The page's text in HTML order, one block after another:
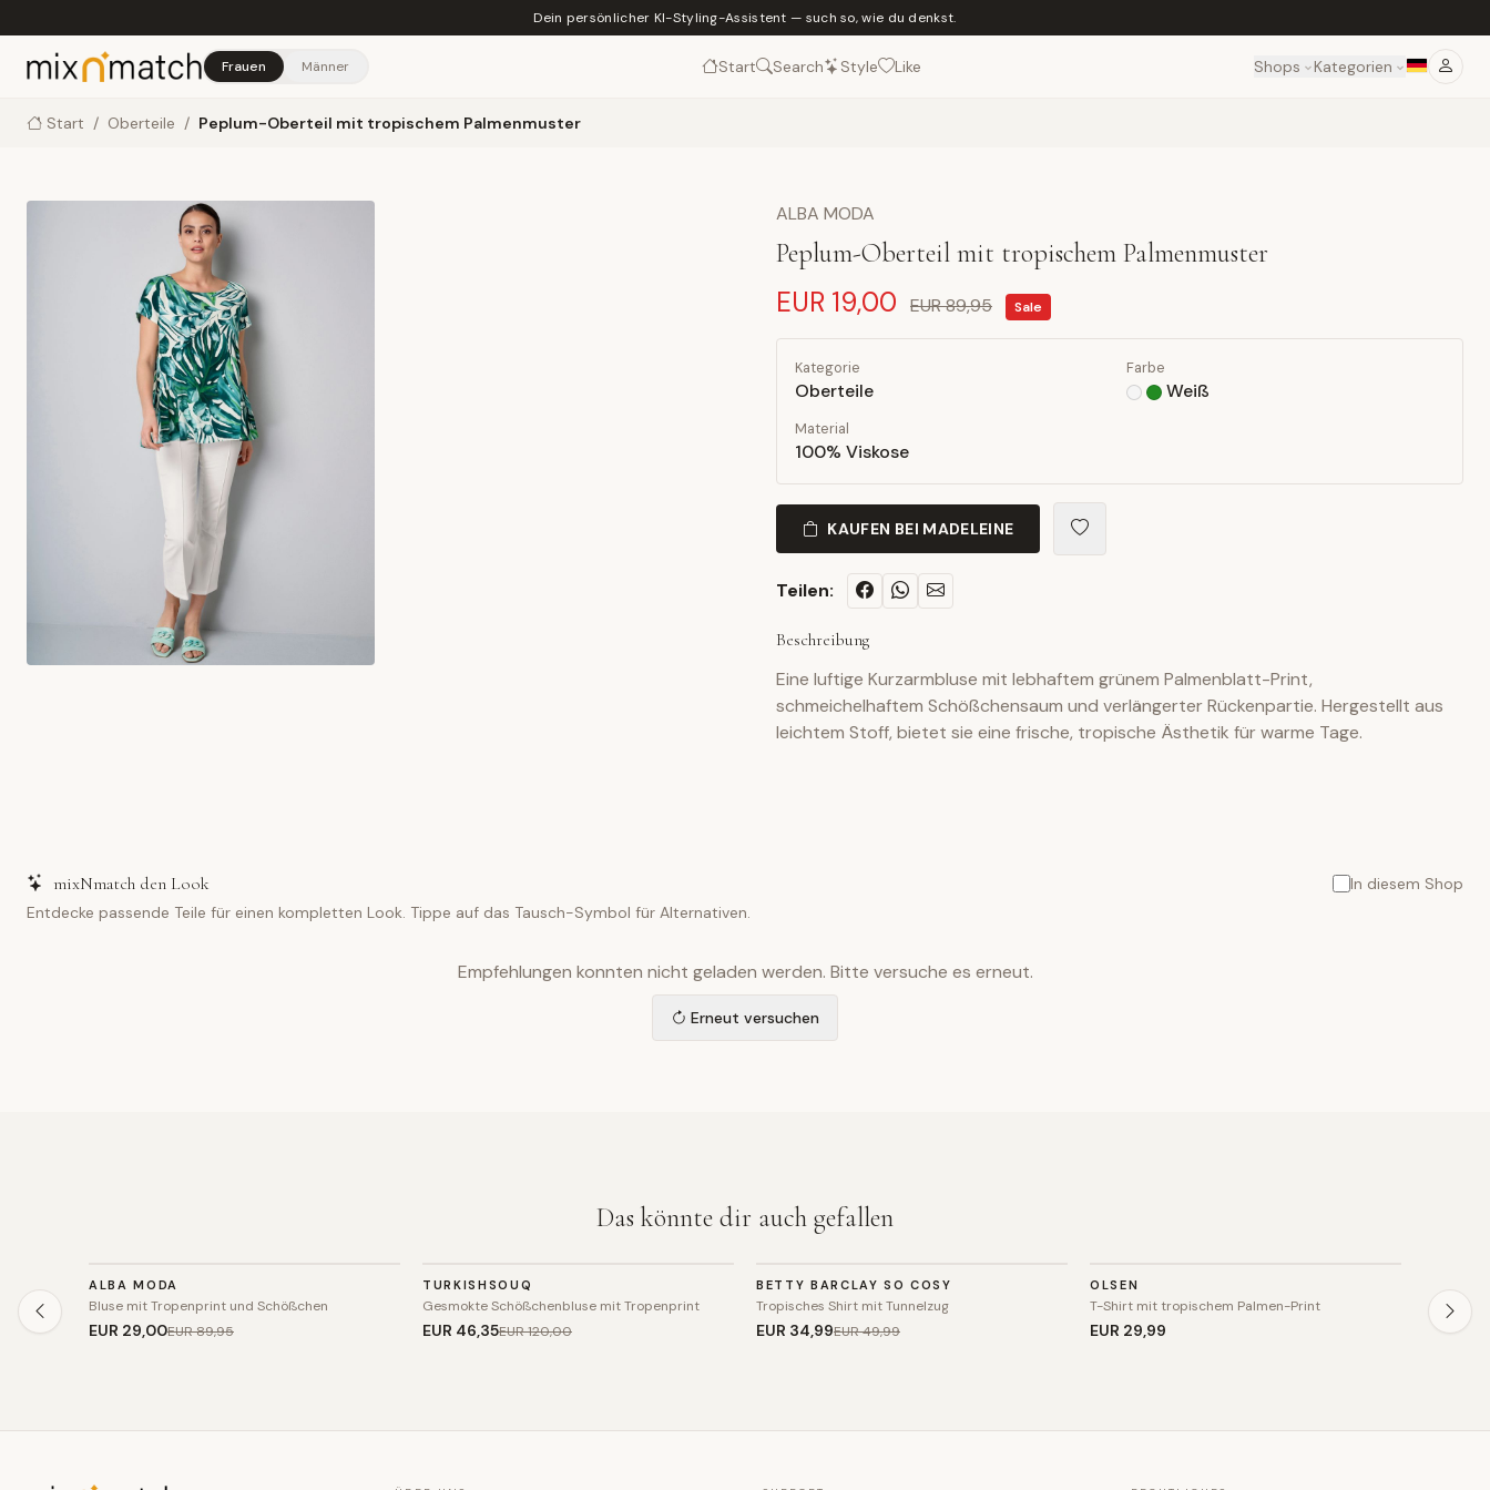
Dein persönlicher KI-Styling-Assistent — such so, wie du denkst.
Frauen Männer Start Search Style Like Shops Kategorien
Start / Oberteile / Peplum-Oberteil mit tropischem Palmenmuster
ALBA MODA
Peplum-Oberteil mit tropischem Palmenmuster
EUR 19,00 EUR 89,95 Sale
Kategorie
Oberteile
Farbe
Weiß
Material
100% Viskose
KAUFEN BEI MADELEINE
Teilen:
Beschreibung
Eine luftige Kurzarmbluse mit lebhaftem grünem Palmenblatt-Print,
schmeichelhaftem Schößchensaum und verlängerter Rückenpartie. Hergestellt aus
leichtem Stoff, bietet sie eine frische, tropische Ästhetik für warme Tage.
mixNmatch den Look
In diesem Shop
Entdecke passende Teile für einen kompletten Look. Tippe auf das Tausch-Symbol für Alternativen.
Empfehlungen konnten nicht geladen werden. Bitte versuche es erneut.
Erneut versuchen
Das könnte dir auch gefallen
SALE
ALBA MODA
Bluse mit Tropenprint und Schößchen
EUR 29,00EUR 89,95
SALE
TURKISHSOUQ
Gesmokte Schößchenbluse mit Tropenprint
EUR 46,35EUR 120,00
SALE
BETTY BARCLAY SO COSY
Tropisches Shirt mit Tunnelzug
EUR 34,99EUR 49,99
OLSEN
T-Shirt mit tropischem Palmen-Print
EUR 29,99
SALE
Peplum-
EUR 86